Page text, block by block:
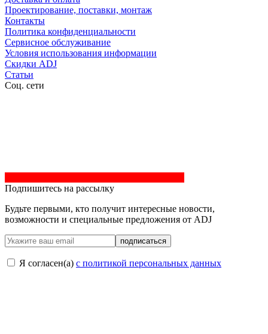
Проектирование, поставки, монтаж
Контакты
Политика конфиденциальности
Сервисное обслуживание
Условия использования информации
Скидки ADJ
Статьи
Соц. сети
Подпишитесь на рассылку
Будьте первыми, кто получит интересные новости,
возможности и специальные предложения от ADJ
подписаться
Я согласен(a) с политикой персональных данных